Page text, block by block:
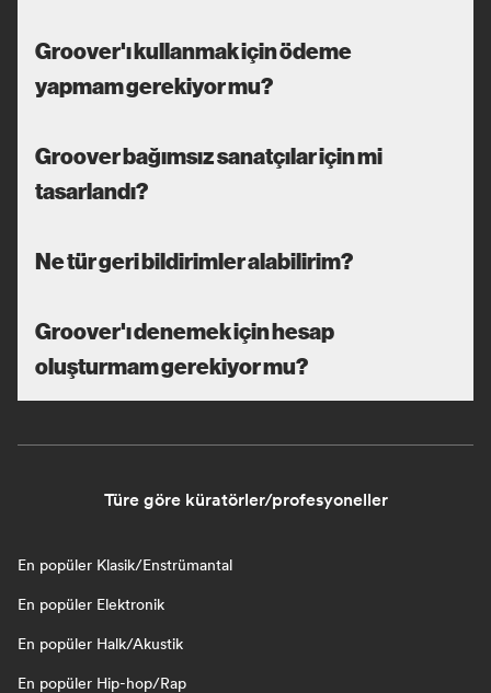
Groover'ı kullanmak için ödeme
yapmam gerekiyor mu?
Groover bağımsız sanatçılar için mi
tasarlandı?
Ne tür geri bildirimler alabilirim?
Groover'ı denemek için hesap
oluşturmam gerekiyor mu?
Türe göre küratörler/profesyoneller
En popüler Klasik/Enstrümantal
En popüler Elektronik
En popüler Halk/Akustik
En popüler Hip-hop/Rap